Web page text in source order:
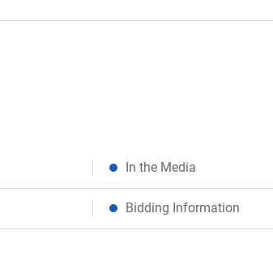
In the Media
Bidding Information